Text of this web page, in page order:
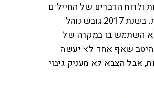
ולרוח הדברים של החיילים
שנתקלים בתופעה, הוראות הפתיחה באש ברורות. בשנת 2017 גובש נוהל
השתמש בו במקרה של
היטב שאף אחד לא יעשה
אבל הצבא לא מעניק גיבוי